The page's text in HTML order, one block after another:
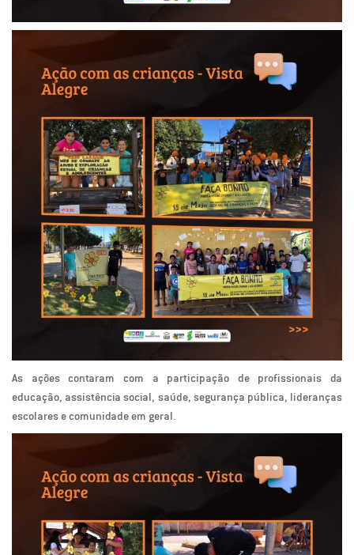
As ações contaram com a participação de profissionais da
educação, assistência social, saúde, segurança pública, lideranças
escolares e comunidade em geral.